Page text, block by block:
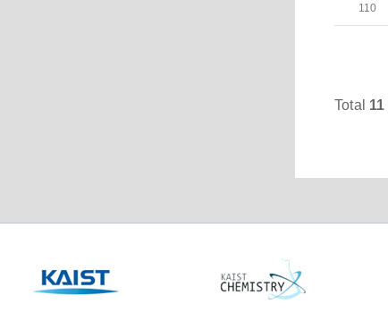
110
Total 11